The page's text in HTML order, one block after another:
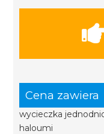
Cena zawiera
wycieczka
haloumi